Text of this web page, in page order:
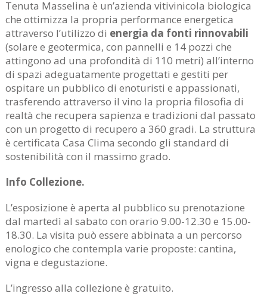
Tenuta Masselina è un’azienda vitivinicola biologica
che ottimizza la propria performance energetica
attraverso l’utilizzo di energia da fonti rinnovabili
(solare e geotermica, con pannelli e 14 pozzi che
attingono ad una profondità di 110 metri) all’interno
di spazi adeguatamente progettati e gestiti per
ospitare un pubblico di enoturisti e appassionati,
trasferendo attraverso il vino la propria filosofia di
realtà che recupera sapienza e tradizioni dal passato
con un progetto di recupero a 360 gradi. La struttura
è certificata Casa Clima secondo gli standard di
sostenibilità con il massimo grado.
Info Collezione.
L’esposizione è aperta al pubblico su prenotazione
dal martedì al sabato con orario 9.00-12.30 e 15.00-
18.30. La visita può essere abbinata a un percorso
enologico che contempla varie proposte: cantina,
vigna e degustazione.
L’ingresso alla collezione è gratuito.